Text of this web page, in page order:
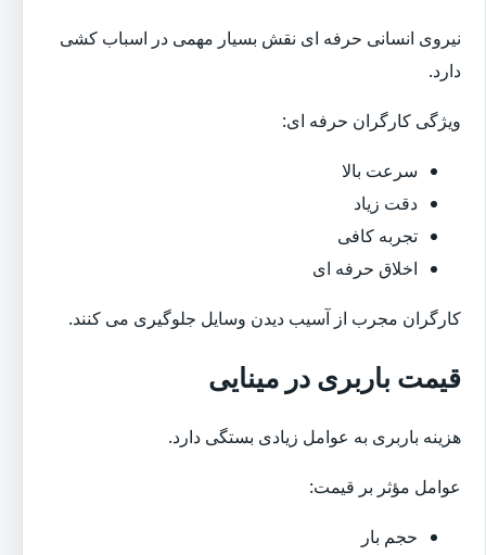
نیروی انسانی حرفه ای نقش بسیار مهمی در اسباب کشی
دارد.
ویژگی کارگران حرفه ای:
سرعت بالا
دقت زیاد
تجربه کافی
اخلاق حرفه ای
کارگران مجرب از آسیب دیدن وسایل جلوگیری می کنند.
قیمت باربری در مینایی
هزینه باربری به عوامل زیادی بستگی دارد.
عوامل مؤثر بر قیمت:
حجم بار